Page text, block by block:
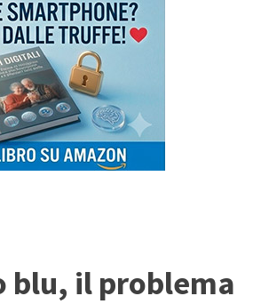
blu, il problema